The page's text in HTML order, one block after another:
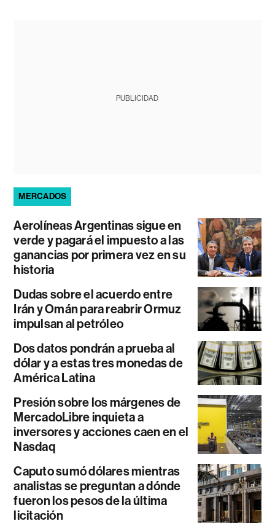
PUBLICIDAD
MERCADOS
Aerolíneas Argentinas sigue en
verde y pagará el impuesto a las
ganancias por primera vez en su
historia
Dudas sobre el acuerdo entre
Irán y Omán para reabrir Ormuz
impulsan al petróleo
Dos datos pondrán a prueba al
dólar y a estas tres monedas de
América Latina
Presión sobre los márgenes de
MercadoLibre inquieta a
inversores y acciones caen en el
Nasdaq
Caputo sumó dólares mientras
analistas se preguntan a dónde
fueron los pesos de la última
licitación